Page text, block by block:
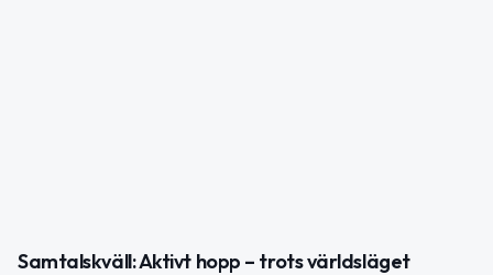
Samtalskväll: Aktivt hopp – trots världsläget